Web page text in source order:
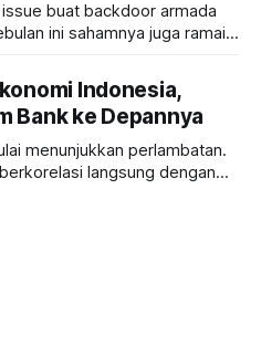
buat backdoor armada
ini sahamnya juga ramai
Indonesia,
Bank ke Depannya
menunjukkan perlambatan.
langsung dengan